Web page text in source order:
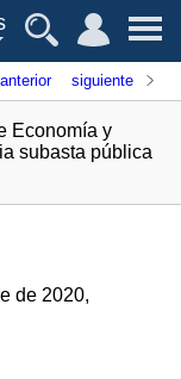
anterior siguiente
Economía y
subasta pública
de 2020,